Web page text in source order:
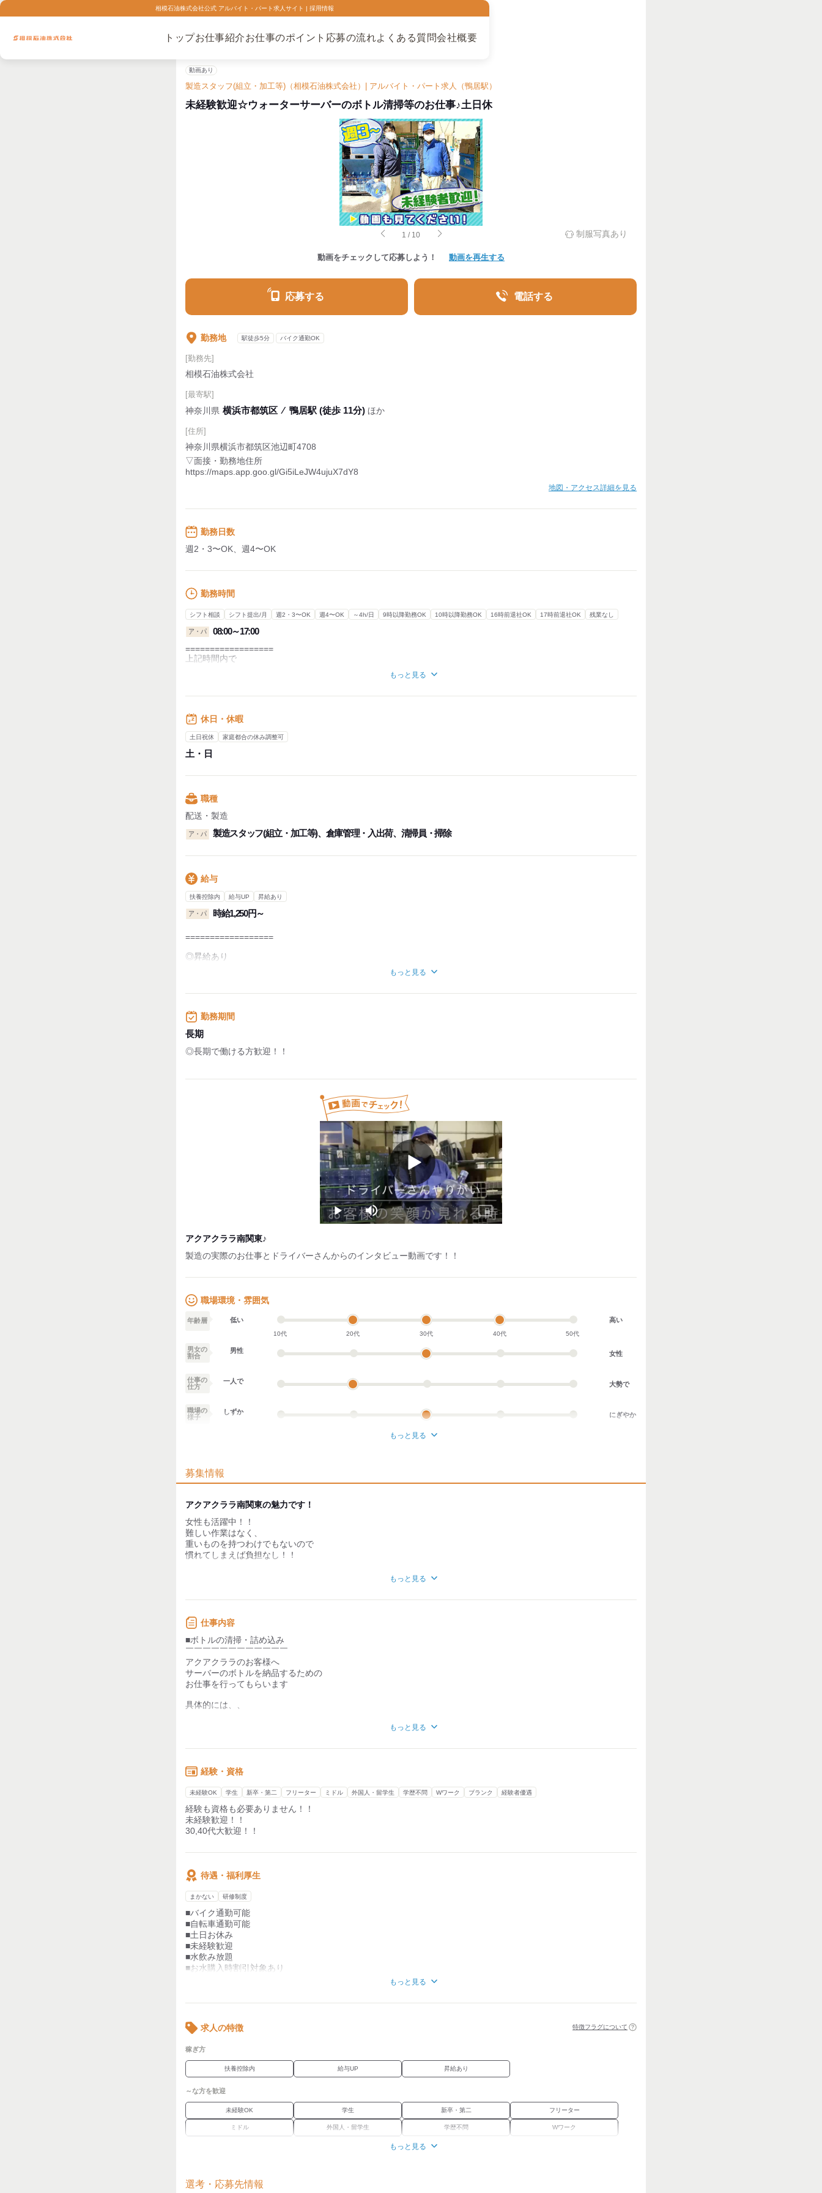
相模石油株式会社公式 アルバイト・パート求人サイト | 採用情報
トップお仕事紹介お仕事のポイント 応募の流れよくある質問会社概要
動画あり
製造スタッフ(組立・加工等)（相模石油株式会社）| アルバイト・パート求人（鴨居駅）
未経験歓迎☆ウォーターサーバーのボトル清掃等のお仕事♪土日休
1 / 10 制服写真あり
動画をチェックして応募しよう！ 動画を再生する
応募する 電話する
勤務地 駅徒歩5分 バイク通勤OK
[勤務先]
相模石油株式会社
[最寄駅]
神奈川県 横浜市都筑区 ⁄ 鴨居駅 (徒歩 11分) ほか
[住所]
神奈川県横浜市都筑区池辺町4708
▽面接・勤務地住所
https://maps.app.goo.gl/Gi5iLeJW4ujuX7dY8
地図・アクセス詳細を見る
勤務日数
週2・3〜OK、週4〜OK
勤務時間
シフト相談 シフト提出/月 週2・3〜OK 週4〜OK ～4h/日 9時以降勤務OK 10時以降勤務OK 16時前退社OK 17時前退社OK 残業なし
ア・パ 08:00～17:00
==================
上記時間内で
【フルタイム/週3日勤務のアルバイトさんの場合】
・休憩時間：1時間
・平均所定労働時間：1カ月当たり96時間
＼もちろん短時間も大歓迎／
もっと見る
休日・休暇
土日祝休 家庭都合の休み調整可
土・日
職種
配送・製造
ア・パ 製造スタッフ(組立・加工等)、倉庫管理・入出荷、清掃員・掃除
給与
扶養控除内 給与UP 昇給あり
ア・パ 時給1,250円～
==================
◎昇給あり
などなど！面接の際のご相談ください！
→→週4勤務(月16日) 8h＝月収120,000円～
未経験からのスタートがほとんどであるため
もっと見る
勤務期間
長期
◎長期で働ける方歓迎！！
Play
Play Mute
Picture-
in-
アクアクララ南関東♪
製造の実際のお仕事とドライバーさんからのインタビュー動画です！！
職場環境・雰囲気
年齢層 低い
10代 20代 30代 40代 50代
高い
男女の
割合
男性 女性
仕事の
仕方
一人で 大勢で
職場の
様子
しずか にぎやか
個性が生かせる
デスクワーク
お客様との対話が
少ない
力仕事が少ない
もっと見る
募集情報
アクアクララ南関東の魅力です！
女性も活躍中！！
難しい作業はなく、
重いものを持つわけでもないので
慣れてしまえば負担なし！！
大切にしていただきながら、
【お水が安く買える！】
ウォーターサーバーのお水もにも放題です！
もっと見る
仕事内容
■ボトルの清掃・詰め込み
￣￣￣￣￣￣￣￣￣￣￣￣
アクアクララのお客様へ
サーバーのボトルを納品するための
お仕事を行ってもらいます
具体的には、、
実際に組立作業もしていただきます
基本的には
アクアクララ宅配水のボトル洗浄や
水の詰め込みのお仕事です◎
もっと見る
経験・資格
未経験OK 学生 新卒・第二 フリーター ミドル 外国人・留学生 学歴不問 Wワーク ブランク 経験者優遇
経験も資格も必要ありません！！
未経験歓迎！！
30,40代大歓迎！！
待遇・福利厚生
まかない 研修制度
■バイク通勤可能
■自転車通勤可能
■土日お休み
■未経験歓迎
■水飲み放題
■お水購入時割引対象あり
もっと見る
求人の特徴 特徴フラグについて
稼ぎ方
扶養控除内 給与UP 昇給あり
～な方を歓迎
未経験OK 学生 新卒・第二 フリーター
ミドル 外国人・留学生 学歴不問 Wワーク
駅徒歩5分
もっと見る
選考・応募先情報